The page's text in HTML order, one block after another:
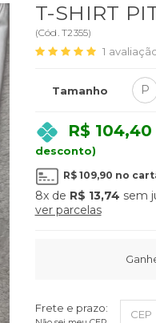
T-SHIRT
(Cód. T2355)
1
Tamanho P
R$ 104,40
desconto)
R$ 109,90 no
8xde R$ 13,74 sem
ver parcelas
Frete e prazo: